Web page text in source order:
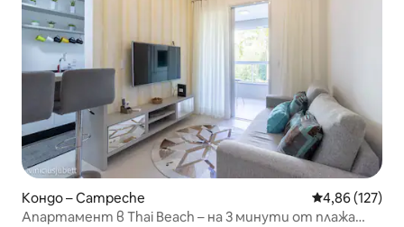
Кондо – Campeche Средна
4,86 (127)
Апартамент в Thai Beach – на 3 минути от плажа